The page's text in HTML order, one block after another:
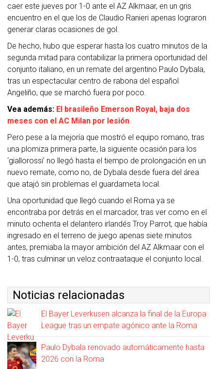
caer este jueves por 1-0 ante el AZ Alkmaar, en un gris
encuentro en el que los de Claudio Ranieri apenas lograron
generar claras ocasiones de gol.
De hecho, hubo que esperar hasta los cuatro minutos de la
segunda mitad para contabilizar la primera oportunidad del
conjunto italiano, en un remate del argentino Paulo Dybala,
tras un espectacular centro de rabona del español
Angeliño, que se marchó fuera por poco.
Vea además: El brasileño Emerson Royal, baja dos
meses con el AC Milan por lesión
Pero pese a la mejoría que mostró el equipo romano, tras
una plomiza primera parte, la siguiente ocasión para los
‘giallorossi’ no llegó hasta el tiempo de prolongación en un
nuevo remate, como no, de Dybala desde fuera del área
que atajó sin problemas el guardameta local.
Una oportunidad que llegó cuando el Roma ya se
encontraba por detrás en el marcador, tras ver como en el
minuto ochenta el delantero irlandés Troy Parrot, que había
ingresado en el terreno de juego apenas siete minutos
antes, premiaba la mayor ambición del AZ Alkmaar con el
1-0, tras culminar un veloz contraataque el conjunto local.
Noticias relacionadas
El Bayer Leverkusen alcanza la final de la Europa
League tras un empate agónico ante la Roma
Paulo Dybala renovado automáticamente hasta
2026 con la Roma